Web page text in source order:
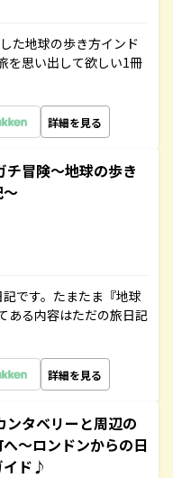
た地球の歩き方インド
思い出して欲しい1冊
詳細を見る
チ冒険～地球の歩き
です。たまたま『地球
ある内容はただの旅日記
詳細を見る
ンタベリーと周辺の
～ロンドンからの日
イド♪